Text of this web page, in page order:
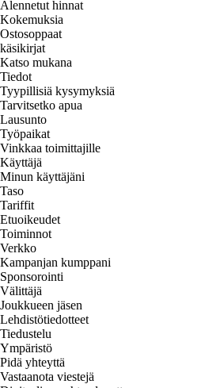
Alennetut hinnat
Kokemuksia
Ostosoppaat
käsikirjat
Katso mukana
Tiedot
Tyypillisiä kysymyksiä
Tarvitsetko apua
Lausunto
Työpaikat
Vinkkaa toimittajille
Käyttäjä
Minun käyttäjäni
Taso
Tariffit
Etuoikeudet
Toiminnot
Verkko
Kampanjan kumppani
Sponsorointi
Välittäjä
Joukkueen jäsen
Lehdistötiedotteet
Tiedustelu
Ympäristö
Pidä yhteyttä
Vastaanota viestejä